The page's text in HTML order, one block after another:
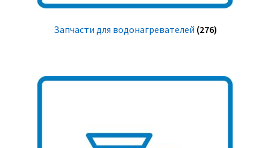
Запчасти для водонагревателей (276)